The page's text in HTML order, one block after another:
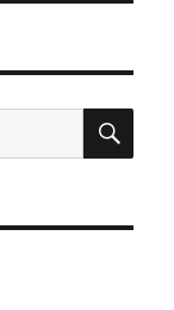
搜